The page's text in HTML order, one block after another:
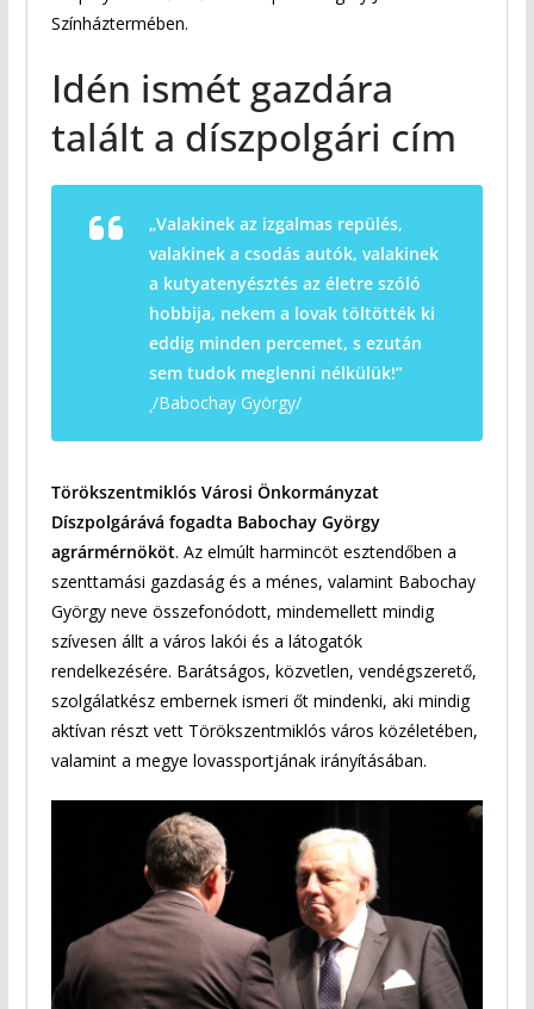
Színháztermében.
Idén ismét gazdára
talált a díszpolgári cím
„Valakinek az izgalmas repülés,
valakinek a csodás autók, valakinek
a kutyatenyésztés az életre szóló
hobbija, nekem a lovak töltötték ki
eddig minden percemet, s ezután
sem tudok meglenni nélkülük!”
˛/Babochay György/
Törökszentmiklós Városi Önkormányzat
Díszpolgárává fogadta Babochay György
agrármérnököt. Az elmúlt harmincöt esztendőben a
szenttamási gazdaság és a ménes, valamint Babochay
György neve összefonódott, mindemellett mindig
szívesen állt a város lakói és a látogatók
rendelkezésére. Barátságos, közvetlen, vendégszerető,
szolgálatkész embernek ismeri őt mindenki, aki mindig
aktívan részt vett Törökszentmiklós város közéletében,
valamint a megye lovassportjának irányításában.